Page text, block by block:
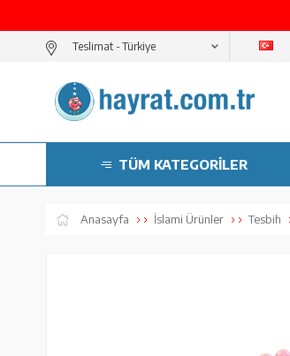
Teslimat -
TÜM KATEGORİLER
Anasayfa İslami Ürünler Tesbih